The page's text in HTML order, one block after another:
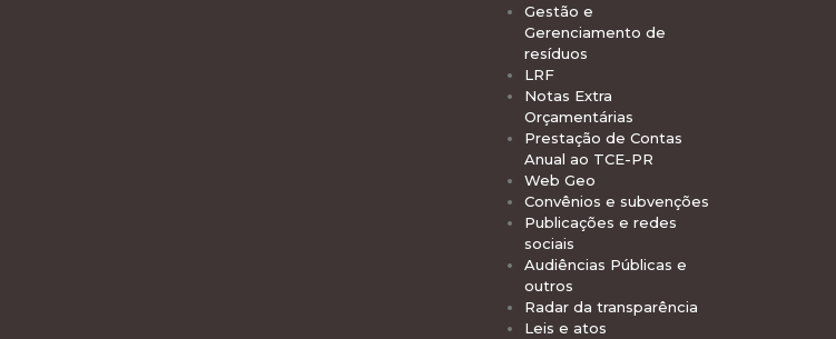
Gestão e
Gerenciamento de
resíduos
LRF
Notas Extra
Orçamentárias
Prestação de Contas
Anual ao TCE-PR
Web Geo
Convênios e subvenções
Publicações e redes
sociais
Audiências Públicas e
outros
Radar da transparência
Leis e atos